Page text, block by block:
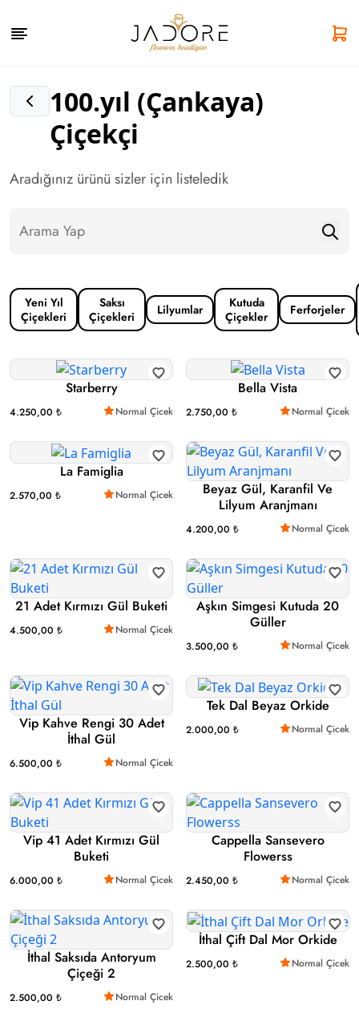
100.yıl (Çankaya)
Çiçekçi
Aradığınız ürünü sizler için listeledik
Yeni Yıl
Çiçekleri
Saksı
Çiçekleri
Lilyumlar
Kutuda
Çiçekler
Ferforjeler
Starberry
4.250,00 ₺ Normal Çicek
Bella Vista
2.750,00 ₺ Normal Çicek
La Famiglia
2.570,00 ₺ Normal Çicek
Beyaz Gül, Karanfil Ve
Lilyum Aranjmanı
4.200,00 ₺ Normal Çicek
21 Adet Kırmızı Gül Buketi
4.500,00 ₺ Normal Çicek
Aşkın Simgesi Kutuda 20
Güller
3.500,00 ₺ Normal Çicek
Vip Kahve Rengi 30 Adet
İthal Gül
6.500,00 ₺ Normal Çicek
Tek Dal Beyaz Orkide
2.000,00 ₺ Normal Çicek
Vip 41 Adet Kırmızı Gül
Buketi
6.000,00 ₺ Normal Çicek
Cappella Sansevero
Flowerss
2.450,00 ₺ Normal Çicek
İthal Saksıda Antoryum
Çiçeği 2
2.500,00 ₺ Normal Çicek
İthal Çift Dal Mor Orkide
2.500,00 ₺ Normal Çicek